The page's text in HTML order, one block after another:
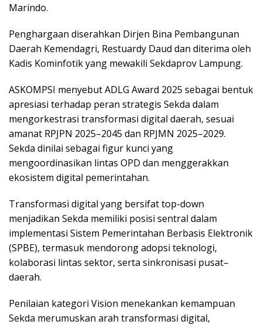
Marindo.
Penghargaan diserahkan Dirjen Bina Pembangunan
Daerah Kemendagri, Restuardy Daud dan diterima oleh
Kadis Kominfotik yang mewakili Sekdaprov Lampung.
ASKOMPSI menyebut ADLG Award 2025 sebagai bentuk
apresiasi terhadap peran strategis Sekda dalam
mengorkestrasi transformasi digital daerah, sesuai
amanat RPJPN 2025–2045 dan RPJMN 2025–2029.
Sekda dinilai sebagai figur kunci yang
mengoordinasikan lintas OPD dan menggerakkan
ekosistem digital pemerintahan.
Transformasi digital yang bersifat top-down
menjadikan Sekda memiliki posisi sentral dalam
implementasi Sistem Pemerintahan Berbasis Elektronik
(SPBE), termasuk mendorong adopsi teknologi,
kolaborasi lintas sektor, serta sinkronisasi pusat–
daerah.
Penilaian kategori Vision menekankan kemampuan
Sekda merumuskan arah transformasi digital,